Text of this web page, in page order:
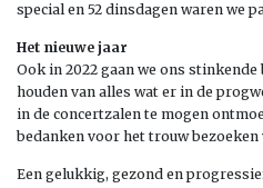
special en 52 dinsdagen waren we
Het nieuwe jaar
Ook in 2022 gaan we ons
houden van alles wat er in de
in de concertzalen te mogen
bedanken voor het trouw bezoeken
Een gelukkig, gezond en